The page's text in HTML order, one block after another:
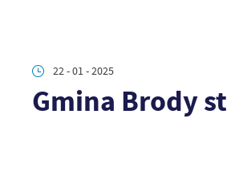
22 - 01 - 2025
Gmina Brody